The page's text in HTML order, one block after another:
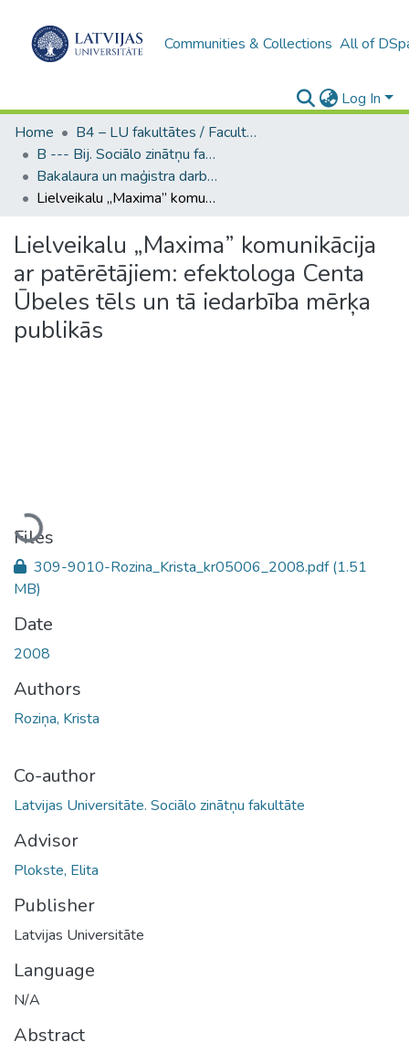
Communities & Collections All of
Log In
Home
B4 – LU fakultātes / Faculties of the UL
B --- Bij. Sociālo zinātņu fakultātes noslēguma darbi / Faculty of Social Sciences - Graduate works
Bakalaura un maģistra darbi (SZF) / Bachelor's and Master's theses
Lielveikalu „Maxima” komunikācija ar patērētājiem: efektologa Centa Ūbeles tēls un tā iedarbība mērķa publikās
Lielveikalu „Maxima” komunikācija
ar patērētājiem: efektologa Centa
Ūbeles tēls un tā iedarbība mērķa
publikās
Loading...
Files
309-9010-Rozina_Krista_kr05006_2008.pdf(1.51
MB)
Date
2008
Authors
Roziņa, Krista
Co-author
Latvijas Universitāte. Sociālo zinātņu fakultāte
Advisor
Plokste, Elita
Publisher
Latvijas Universitāte
Language
N/A
Abstract